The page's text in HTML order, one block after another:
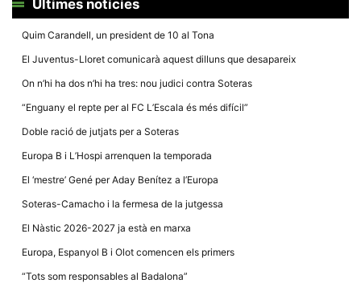
Últimes notícies
Quim Carandell, un president de 10 al Tona
El Juventus-Lloret comunicarà aquest dilluns que desapareix
On n’hi ha dos n’hi ha tres: nou judici contra Soteras
“Enguany el repte per al FC L’Escala és més difícil”
Doble ració de jutjats per a Soteras
Europa B i L’Hospi arrenquen la temporada
El ‘mestre’ Gené per Aday Benítez a l’Europa
Soteras-Camacho i la fermesa de la jutgessa
El Nàstic 2026-2027 ja està en marxa
Europa, Espanyol B i Olot comencen els primers
“Tots som responsables al Badalona”
opcionals,
necessàries
funcionament
web.
Estadístiques
dades
de manera
la funcionalitat